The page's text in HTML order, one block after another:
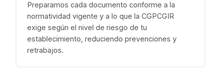
Preparamos cada documento conforme a la
normatividad vigente y a lo que la CGPCGIR
exige según el nivel de riesgo de tu
establecimiento, reduciendo prevenciones y
retrabajos.